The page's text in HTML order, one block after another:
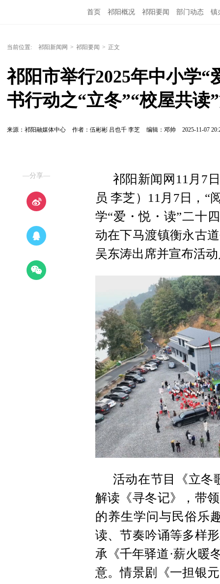
首页 祁阳概况 祁阳要闻 部门动态 镇
当前位置: 祁阳新闻网 > 祁阳要闻 > 正文
祁阳市举行2025年中小学
书行动之“立冬”“校屋共读
来源：祁阳融媒体中心 作者：伍彬彬 吕也千 李芝 编辑：邓帅 2025-11-07
—分享—
祁阳新闻网11月7
员 李芝）11月7日，“
学“爱・悦・读”二十
动在下马渡镇衡永古
吴东涛出席并宣布活
活动在节目《立冬
解读《寻冬记》，带
的养生学问与民俗乐
读、节奏吟诵等多样
承《千年驿道·薪火暖
意。情景剧《一担银